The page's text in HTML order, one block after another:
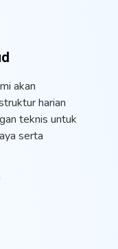
akan
harian
teknis untuk
serta